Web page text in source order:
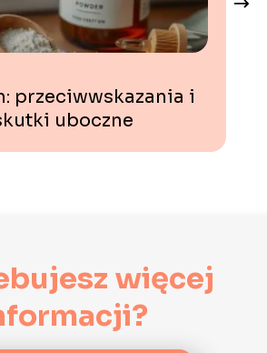
przeciwwskazania i
uboczne
więcej